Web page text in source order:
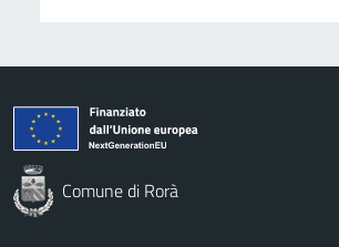
Comune di Rorà